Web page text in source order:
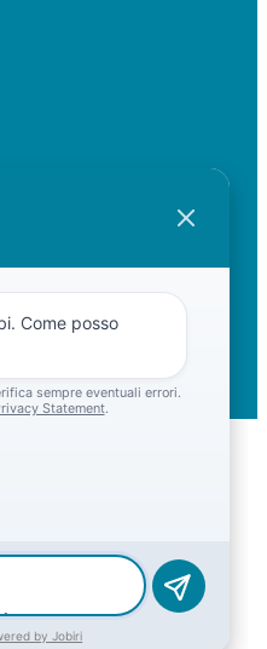
by Gruppo Spaggiari
& New Social Media